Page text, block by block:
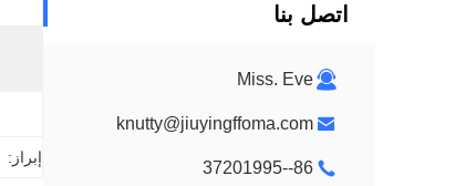
اتصل بنا
Miss. Eve
knutty@jiuyingffoma.com
86--37201995
إبراز: